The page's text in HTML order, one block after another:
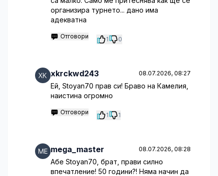
организира турнето... дано има
адекватна
Отговори 1 0
xkrckwd243 08.07.2026, 08:27
Ей, Stoyan70 прав си! Браво на Камелия,
наистина огромно
Отговори 1 1
mega_master 08.07.2026, 08:28
Абе Stoyan70, брат, прави силно
впечатление! 50 години?! Няма начин да